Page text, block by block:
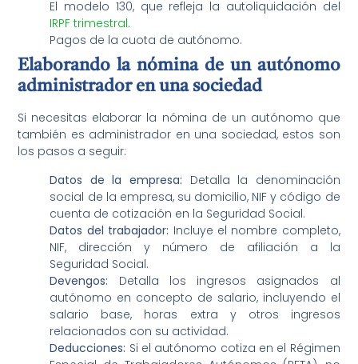
El modelo 130, que refleja la autoliquidación del
IRPF trimestral.
Pagos de la cuota de autónomo.
Elaborando la nómina de un autónomo
administrador en una sociedad
Si necesitas elaborar la nómina de un autónomo que
también es administrador en una sociedad, estos son
los pasos a seguir:
Datos de la empresa: Detalla la denominación
social de la empresa, su domicilio, NIF y código de
cuenta de cotización en la Seguridad Social.
Datos del trabajador: Incluye el nombre completo,
NIF, dirección y número de afiliación a la
Seguridad Social.
Devengos: Detalla los ingresos asignados al
autónomo en concepto de salario, incluyendo el
salario base, horas extra y otros ingresos
relacionados con su actividad.
Deducciones: Si el autónomo cotiza en el Régimen